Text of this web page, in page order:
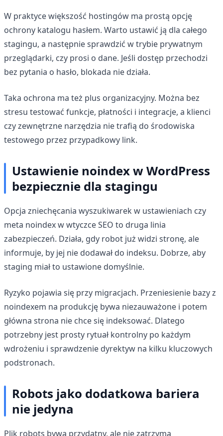
W praktyce większość hostingów ma prostą opcję
ochrony katalogu hasłem. Warto ustawić ją dla całego
stagingu, a następnie sprawdzić w trybie prywatnym
przeglądarki, czy prosi o dane. Jeśli dostęp przechodzi
bez pytania o hasło, blokada nie działa.
Taka ochrona ma też plus organizacyjny. Można bez
stresu testować funkcje, płatności i integracje, a klienci
czy zewnętrzne narzędzia nie trafią do środowiska
testowego przez przypadkowy link.
Ustawienie noindex w WordPress
bezpiecznie dla stagingu
Opcja zniechęcania wyszukiwarek w ustawieniach czy
meta noindex w wtyczce SEO to druga linia
zabezpieczeń. Działa, gdy robot już widzi stronę, ale
informuje, by jej nie dodawał do indeksu. Dobrze, aby
staging miał to ustawione domyślnie.
Ryzyko pojawia się przy migracjach. Przeniesienie bazy z
noindexem na produkcję bywa niezauważone i potem
główna strona nie chce się indeksować. Dlatego
potrzebny jest prosty rytuał kontrolny po każdym
wdrożeniu i sprawdzenie dyrektyw na kilku kluczowych
podstronach.
Robots jako dodatkowa bariera
nie jedyna
Plik robots bywa przydatny, ale nie zatrzyma